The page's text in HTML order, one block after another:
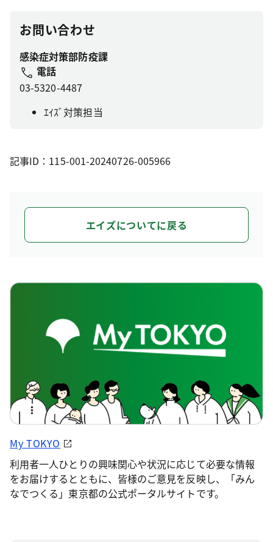
お問い合わせ
感染症対策部防疫課
電話
03-5320-4487
ｴｲｽﾞ対策担当
記事ID：115-001-20240726-005966
エイズについてに戻る
My TOKYO
利用者一人ひとりの興味関心や状況に応じて必要な情報
をお届けするとともに、皆様のご意見を反映し、「みん
なでつくる」東京都の公式ポータルサイトです。